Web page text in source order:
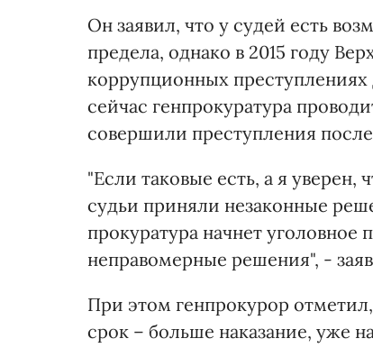
Он заявил, что у судей есть
предела, однако в 2015 году
коррупционных
сейчас генпрокуратура
совершили преступления после
"Если таковые есть, а я уверен,
судьи приняли незаконные
прокуратура начнет
неправомерные решения", -
При этом генпрокурор
срок – больше наказание, уже